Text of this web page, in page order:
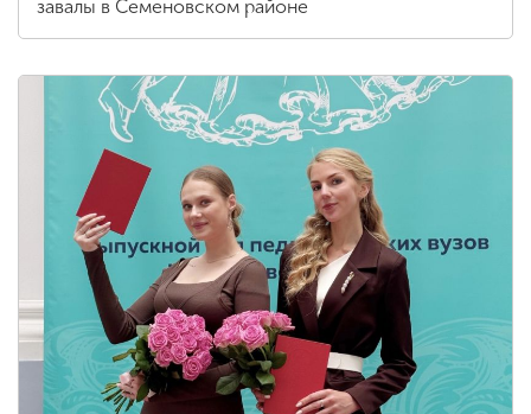
завалы в Семеновском районе